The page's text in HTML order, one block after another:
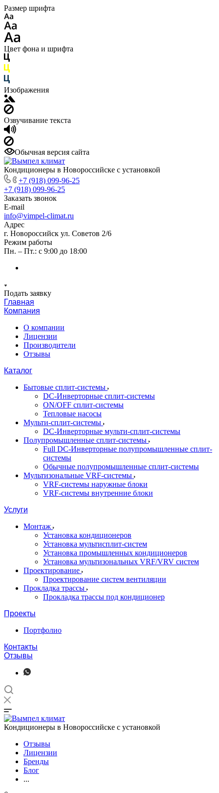
Размер шрифта
Цвет фона и шрифта
Изображения
Озвучивание текста
Обычная версия сайта
Кондиционеры в Новороссийске с установкой
+7 (918) 099-96-25
+7 (918) 099-96-25
Заказать звонок
E-mail
info@vimpel-climat.ru
Адрес
г. Новороссийск ул. Советов 2/6
Режим работы
Пн. – Пт.: с 9:00 до 18:00
Подать заявку
Главная
Компания
О компании
Лицензии
Производители
Отзывы
Каталог
Бытовые сплит-системы
DC-Инверторные сплит-системы
ON/OFF сплит-системы
Тепловые насосы
Мульти-сплит-системы
DC-Инверторные мульти-сплит-системы
Полупромышленные сплит-системы
Full DC-Инверторные полупромышленные сплит-
системы
Обычные полупромышленные сплит-системы
Мультизональные VRF-системы
VRF-системы наружные блоки
VRF-системы внутренние блоки
Услуги
Монтаж
Установка кондиционеров
Установка мультисплит-систем
Установка промышленных кондиционеров
Установка мультизональных VRF/VRV систем
Проектирование
Проектирование систем вентиляции
Прокладка трассы
Прокладка трассы под кондиционер
Проекты
Портфолио
Контакты
Отзывы
Кондиционеры в Новороссийске с установкой
Отзывы
Лицензии
Бренды
Блог
...